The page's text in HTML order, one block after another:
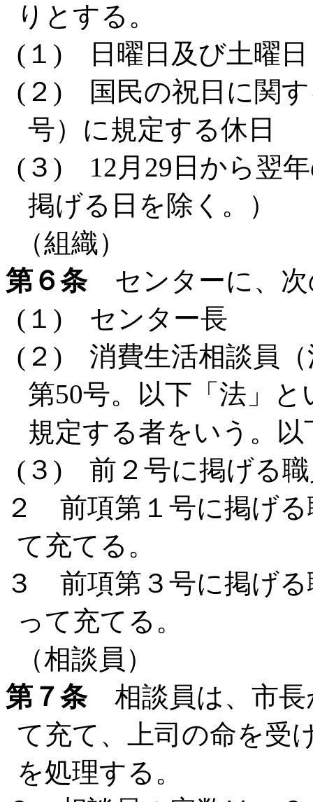
りとする。
(１) 日曜日及び土曜日
(２) 国民の祝日に関す
号）に規定する休日
(３) 12月29日から翌
掲げる日を除く。）
（組織）
第６条センターに、次
(１) センター長
(２) 消費生活相談員（
第50号。以下「法」
規定する者をいう。
(３) 前２号に掲げる職
２ 前項第１号に掲げる
て充てる。
３ 前項第３号に掲げる
って充てる。
（相談員）
第７条相談員は、市長
て充て、上司の命を受
を処理する。